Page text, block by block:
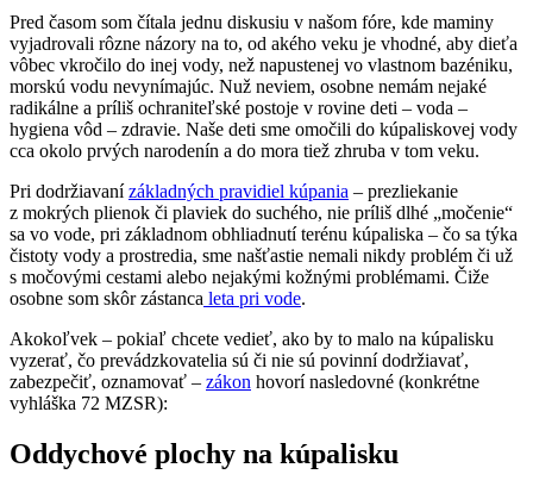
Pred časom som čítala jednu diskusiu v našom fóre, kde maminy
vyjadrovali rôzne názory na to, od akého veku je vhodné, aby dieťa
vôbec vkročilo do inej vody, než napustenej vo vlastnom bazéniku,
morskú vodu nevynímajúc. Nuž neviem, osobne nemám nejaké
radikálne a príliš ochraniteľské postoje v rovine deti – voda –
hygiena vôd – zdravie. Naše deti sme omočili do kúpaliskovej vody
cca okolo prvých narodenín a do mora tiež zhruba v tom veku.
Pri dodržiavanízákladných pravidiel kúpania – prezliekanie
z mokrých plienok či plaviek do suchého, nie príliš dlhé „močenie“
sa vo vode, pri základnom obhliadnutí terénu kúpaliska – čo sa týka
čistoty vody a prostredia, sme našťastie nemali nikdy problém či už
s močovými cestami alebo nejakými kožnými problémami. Čiže
osobne som skôr zástanca leta pri vode.
Akokoľvek – pokiaľ chcete vedieť, ako by to malo na kúpalisku
vyzerať, čo prevádzkovatelia sú či nie sú povinní dodržiavať,
zabezpečiť, oznamovať – zákon hovorí nasledovné (konkrétne
vyhláška 72 MZSR):
Oddychové plochy na kúpalisku